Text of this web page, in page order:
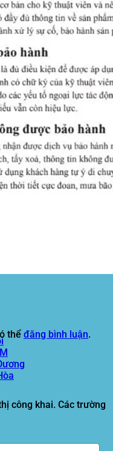
Trời
Trời
thể đăng bình luận.
công khai. Các trường